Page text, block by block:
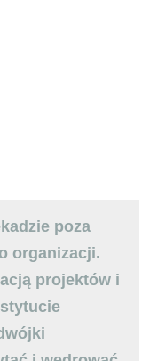
poza
organizacji.
projektów i